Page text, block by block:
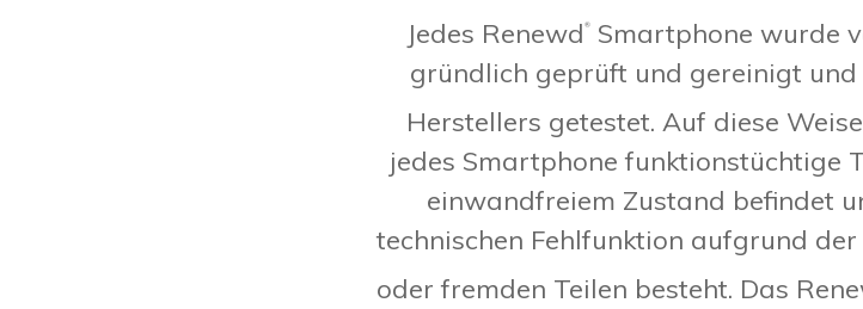
Jedes Renewd ®
Smartphone wurde
gründlich geprüft und gereinigt
Herstellers getestet. Auf diese
jedes Smartphone funktionstüchtige
einwandfreiem Zustand befindet
technischen Fehlfunktion aufgrund
oder fremden Teilen besteht. Das